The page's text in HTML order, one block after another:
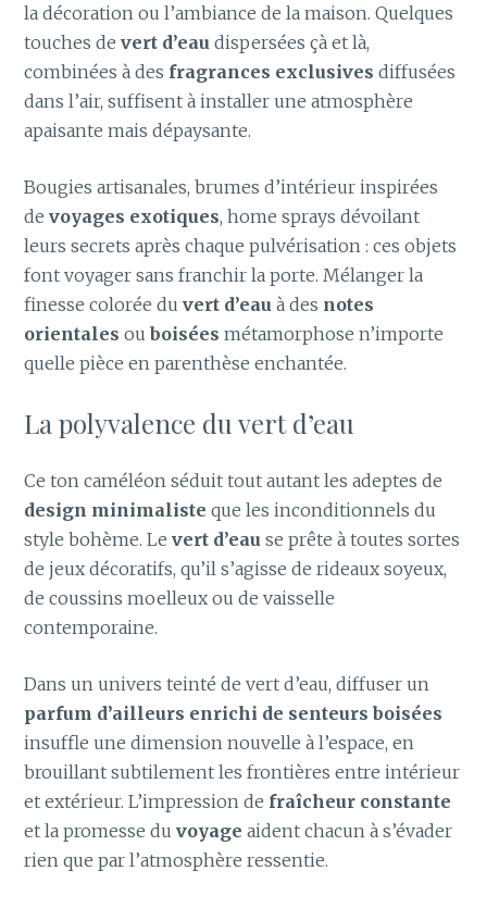
la décoration ou l’ambiance de la maison. Quelques
touches devert d’eau dispersées çà et là,
combinées à des fragrances exclusives diffusées
dans l’air, suffisent à installer une atmosphère
apaisante mais dépaysante.
Bougies artisanales, brumes d’intérieur inspirées
devoyages exotiques, home sprays dévoilant
leurs secrets après chaque pulvérisation : ces objets
font voyager sans franchir la porte. Mélanger la
finesse colorée duvert d’eau à des notes
orientales ouboisées métamorphose n’importe
quelle pièce en parenthèse enchantée.
La polyvalence du vert d’eau
Ce ton caméléon séduit tout autant les adeptes de
design minimaliste que les inconditionnels du
style bohème. Levert d’eau se prête à toutes sortes
de jeux décoratifs, qu’il s’agisse de rideaux soyeux,
de coussins moelleux ou de vaisselle
contemporaine.
Dans un univers teinté de vert d’eau, diffuser un
parfum d’ailleurs enrichi de senteurs boisées
insuffle une dimension nouvelle à l’espace, en
brouillant subtilement les frontières entre intérieur
et extérieur. L’impression de fraîcheur constante
et la promesse duvoyage aident chacun à s’évader
rien que par l’atmosphère ressentie.